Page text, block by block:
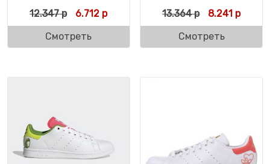
12.347р Первоначальная цена составляла 12.347
6.712 рТекущая цена: 6.712 р.
Смотреть
13.364р 8.241 р
Смотреть